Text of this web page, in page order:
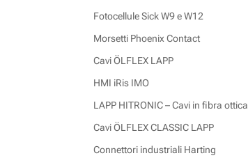
Fotocellule Sick W9 e W12
Morsetti Phoenix Contact
Cavi ÖLFLEX LAPP
HMI iRis IMO
LAPP HITRONIC – Cavi in fibra ottica
Cavi ÖLFLEX CLASSIC LAPP
Connettori industriali Harting